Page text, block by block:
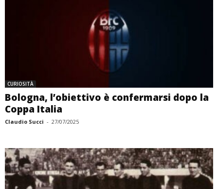
CURIOSITÀ
Bologna, l’obiettivo è confermarsi dopo la
Coppa Italia
Claudio Succi - 27/07/2025